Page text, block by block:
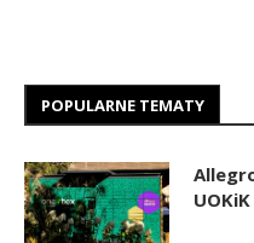
POPULARNE TEMATY